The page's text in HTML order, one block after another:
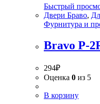
Быстрый
Двери Браво,
Фурнитура и
Bravo P-
294₽
Оценка 0 из 5
В корзину